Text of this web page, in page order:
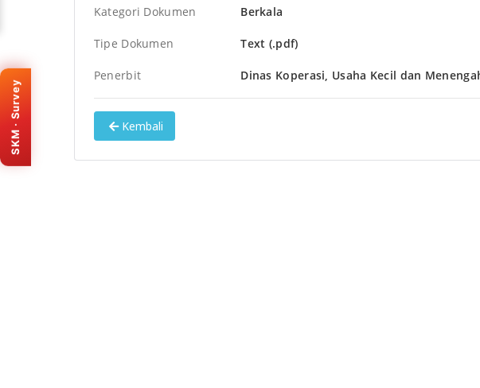
Kategori Dokumen Berkala
Tipe Dokumen Text (.pdf)
Penerbit Dinas Koperasi, Usaha Kecil dan
Kembali
SKM · Survey
Survey Kepuasan Masyarakat
Bantu kami meningkatkan
layanan e-PPID Provinsi Banten.
Isi survey melalui portal resmi
SKM (tab baru).